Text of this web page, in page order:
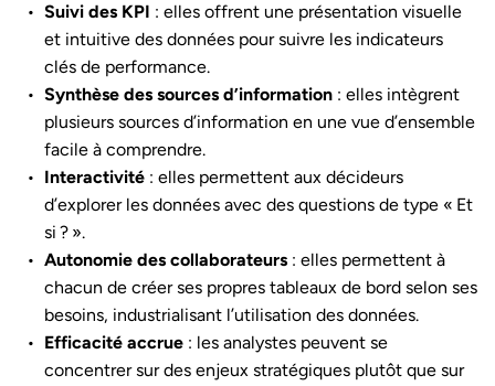
Suivi des KPI : elles offrent une présentation visuelle
et intuitive des données pour suivre les indicateurs
clés de performance.
Synthèse des sources d’information : elles intègrent
plusieurs sources d’information en une vue d’ensemble
facile à comprendre.
Interactivité : elles permettent aux décideurs
d’explorer les données avec des questions de type « Et
si ? ».
Autonomie des collaborateurs : elles permettent à
chacun de créer ses propres tableaux de bord selon ses
besoins, industrialisant l’utilisation des données.
Efficacité accrue : les analystes peuvent se
concentrer sur des enjeux stratégiques plutôt que sur